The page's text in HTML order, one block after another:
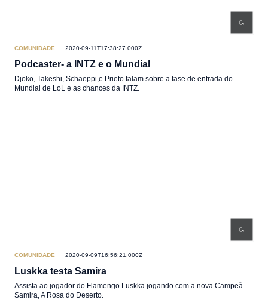
COMUNIDADE 2020-09-11T17:38:27.000Z
Podcaster- a INTZ e o Mundial
Djoko, Takeshi, Schaeppi,e Prieto falam sobre a fase de entrada do
Mundial de LoL e as chances da INTZ.
COMUNIDADE 2020-09-09T16:56:21.000Z
Luskka testa Samira
Assista ao jogador do Flamengo Luskka jogando com a nova Campeã
Samira, A Rosa do Deserto.